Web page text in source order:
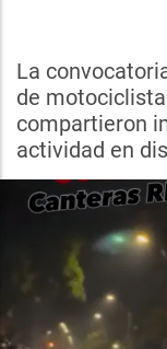
La
de
compartieron
actividad en